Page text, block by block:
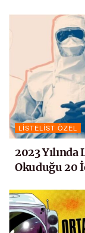
LISTELIST ÖZEL
2023
Okuduğu 20